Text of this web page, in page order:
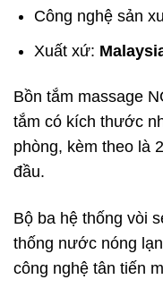
Công nghệ sản
Xuất xứ:
Bồn tắm massage
tắm có kích thước
phòng, kèm theo là
đầu.
Bộ ba hệ thống vòi
thống nước nóng
công nghệ tân tiến